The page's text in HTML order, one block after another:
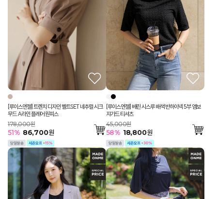
[루이스엔젤] 트렌치 디자인 벨트SET 네추럴 시크
무드 A라인 플레어 원피스
178,000원
51% 86,700원
[루이스엔젤] 베린 시스루 배색 반하이넥 5부 엠보
쟈가드 티셔츠
45,000원
58% 18,800원